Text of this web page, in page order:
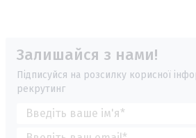
Залишайся з нами!
Підписуйся на розсилку корисної
рекрутинг